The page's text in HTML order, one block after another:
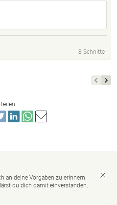
8 Schnitte
Teilen
an deine Vorgaben zu erinnern.
du dich damit einverstanden.